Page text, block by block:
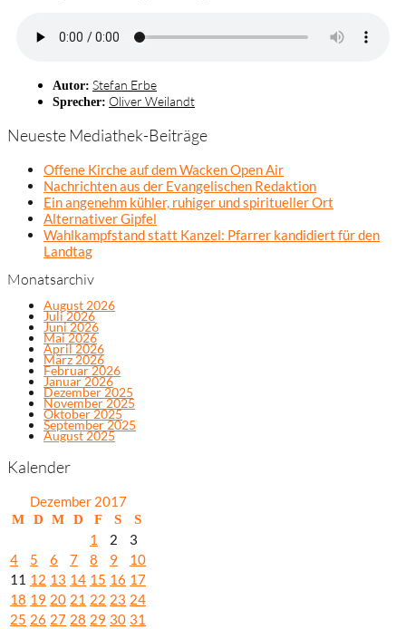
Autor: Stefan Erbe
Sprecher: Oliver Weilandt
Neueste Mediathek-Beiträge
Offene Kirche auf dem Wacken Open Air
Nachrichten aus der Evangelischen Redaktion
Ein angenehm kühler, ruhiger und spiritueller Ort
Alternativer Gipfel
Wahlkampfstand statt Kanzel: Pfarrer kandidiert für den
Landtag
Monatsarchiv
August 2026
Juli 2026
Juni 2026
Mai 2026
April 2026
März 2026
Februar 2026
Januar 2026
Dezember 2025
November 2025
Oktober 2025
September 2025
August 2025
Kalender
Dezember 2017
M D M D F S S
1 2
3
4
5 6 7 8 9
10
11 12 13 14 15 16 17
18 19 20 21 22 23 24
25 26 27 28 29 30 31